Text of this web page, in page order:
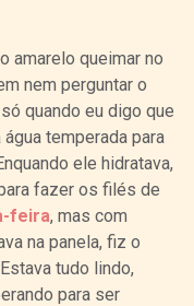
amarelo queimar no
nem perguntar o
quando eu digo que
temperada para
ele hidratava,
fazer os filés de
feira, mas com
na panela, fiz o
tudo lindo,
para ser